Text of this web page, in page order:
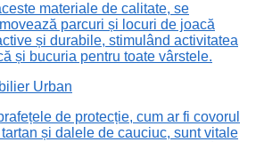
materiale de calitate, se
parcuri și locuri de joacă
și durabile, stimulând activitatea
și bucuria pentru toate vârstele.
Urban
de protecție, cum ar fi covorul
și dalele de cauciuc, sunt vitale